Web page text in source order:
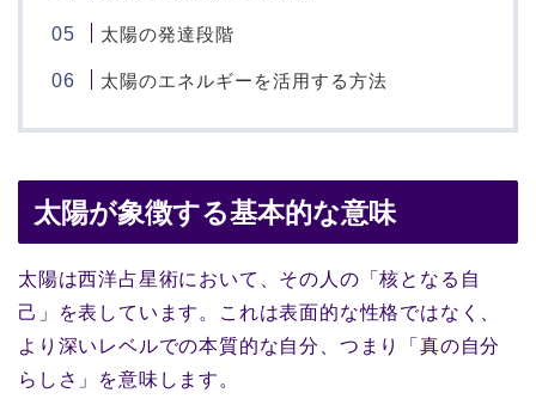
太陽の発達段階
太陽のエネルギーを活用する方法
太陽が象徴する基本的な意味
太陽は西洋占星術において、その人の「核となる自
己」を表しています。これは表面的な性格ではなく、
より深いレベルでの本質的な自分、つまり「真の自分
らしさ」を意味します。